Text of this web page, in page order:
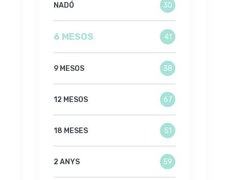
NADÓ 30
6 MESOS 41
9 MESOS 38
12 MESOS 67
18 MESES 51
2 ANYS 59